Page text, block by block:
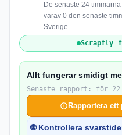
De senaste 24
varav 0 den senaste
Sverige
Scrapfly
Allt fungerar smidigt
Senaste rapport: för 22
Rapportera
🌐 Kontrollera